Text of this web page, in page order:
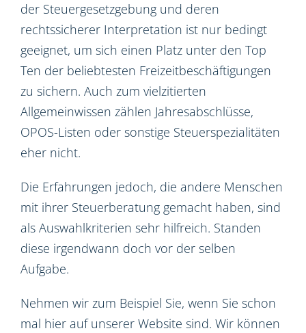
der Steuergesetzgebung und deren
rechtssicherer Interpretation ist nur bedingt
geeignet, um sich einen Platz unter den Top
Ten der beliebtesten Freizeitbeschäftigungen
zu sichern. Auch zum vielzitierten
Allgemeinwissen zählen Jahresabschlüsse,
OPOS-Listen oder sonstige Steuerspezialitäten
eher nicht.
Die Erfahrungen jedoch, die andere Menschen
mit ihrer Steuerberatung gemacht haben, sind
als Auswahlkriterien sehr hilfreich. Standen
diese irgendwann doch vor der selben
Aufgabe.
Nehmen wir zum Beispiel Sie, wenn Sie schon
mal hier auf unserer Website sind. Wir können